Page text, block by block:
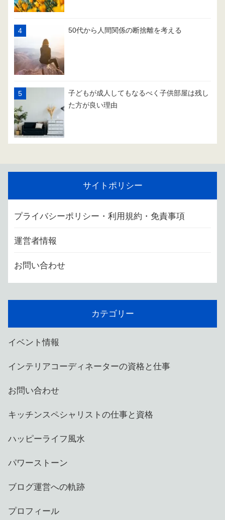
50代から人間関係の断捨離を考える
子どもが成人してもなるべく子供部屋は残し
た方が良い理由
サイトポリシー
プライバシーポリシー・利用規約・免責事項
運営者情報
お問い合わせ
カテゴリー
イベント情報
インテリアコーディネーターの資格と仕事
お問い合わせ
キッチンスペシャリストの仕事と資格
ハッピーライフ風水
パワーストーン
ブログ運営への軌跡
プロフィール